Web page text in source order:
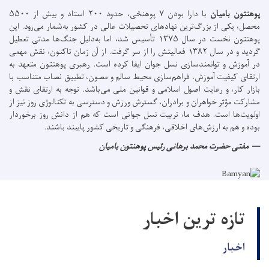
پوهنتون بامیان
با دارا بودن ۷ پوهنځی، حدود ۲۰۰ استاد و بیش از ۵۵۰۰
محصل، یکی از بزرگ‌ترین نهادهای تحصیلات عالی در کشور به‌شمار می‌رود. این
پوهنتون نخست در سال ۱۳۷۵ تأسیس شد، اما به‌دلیل جنگ‌ها مدتی تعطیل
گردید و در سال ۱۳۸۲ فعالیتش را از سر گرفت. از آن زمان تاکنون، نقش مهمی
در آموزش و توانمندسازی نسل جوان ایفا کرده است. رهبری پوهنتون متعهد به
ارتقای کیفیت آموزش، فراهم‌سازی محیط سالم و مصون، تطبیق نصاب متناسب با
بازار کار، و رعایت اصول اسلامی و قوانین ملی می‌باشد. توجه به ارتقای نقش و
مشارکت مؤثر خواهران و برادران، گسترش ورزش و دسترسی به تکنالوژی روز نیز از
اولویت‌ها است. هدف ما، تربیت نسل جوانی است که هم از دانش روز برخوردار
بوده و هم به ارزش‌های اخلاقی، فرهنگی و تاریخی کشور پایبند باشند.
مفتی حضرت محمد برهانی رئیس پوهنتون بامیان
تازه ترین اخبار
اخبار